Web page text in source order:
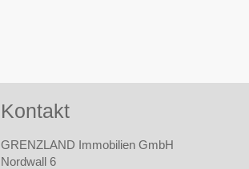
Kontakt
GRENZLAND Immobilien GmbH
Nordwall 6